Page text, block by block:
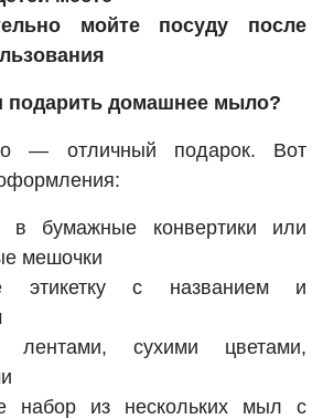
мойте посуду после
подарить домашнее мыло?
— отличный подарок. Вот
в бумажные конвертики или
мешочки
этикетку с названием и
лентами, сухими цветами,
набор из нескольких мыл с